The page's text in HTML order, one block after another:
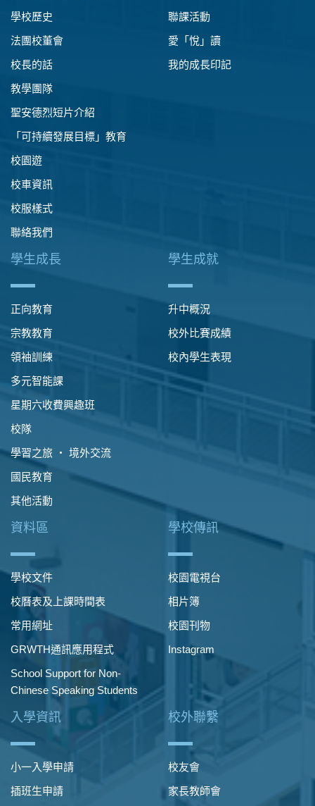
學校歷史
法團校董會
校長的話
教學團隊
聖安德烈短片介紹
「可持續發展目標」教育
校園遊
校車資訊
校服樣式
聯絡我們
聯課活動
愛「悅」讀
我的成長印記
學生成長
正向教育
宗教教育
領袖訓練
多元智能課
星期六收費興趣班
校隊
學習之旅 ‧ 境外交流
國民教育
其他活動
學生成就
升中概況
校外比賽成績
校內學生表現
資料區
學校文件
校曆表及上課時間表
常用網址
GRWTH通訊應用程式
School Support for Non-
Chinese Speaking Students
學校傳訊
校園電視台
相片簿
校園刊物
Instagram
入學資訊
小一入學申請
插班生申請
校外聯繫
校友會
家長教師會